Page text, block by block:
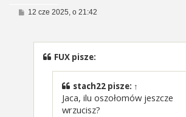
P12 cze 2025, o 21:42
FUX pisze:
stach22 pisze: ↑
Jaca, ilu oszołomów jeszcze
wrzucisz?